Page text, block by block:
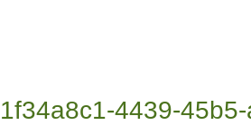
1f34a8c1-4439-